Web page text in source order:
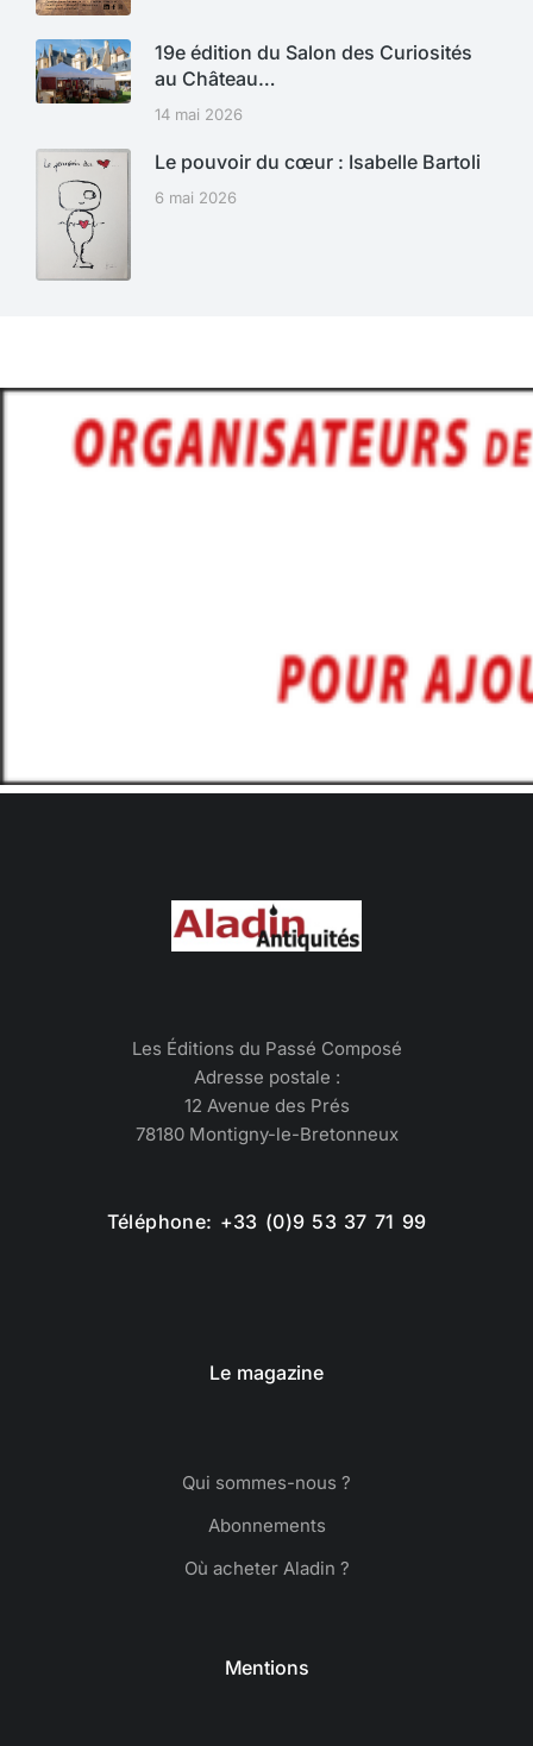
19e édition du Salon des Curiosités
au Château…
14 mai 2026
Le pouvoir du cœur : Isabelle Bartoli
6 mai 2026
Les Éditions du Passé Composé
Adresse postale :
12 Avenue des Prés
78180 Montigny-le-Bretonneux
Téléphone: +33 (0)9 53 37 71 99
Le magazine
Qui sommes-nous ?
Abonnements
Où acheter Aladin ?
Mentions